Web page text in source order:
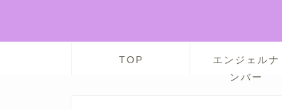
TOP
エンジェルナ
ンバー